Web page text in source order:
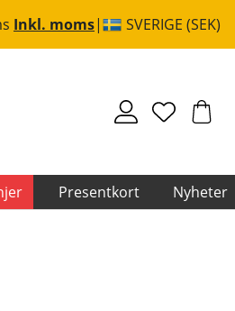
Inkl. moms SVERIGE (SEK)
Presentkort Nyheter